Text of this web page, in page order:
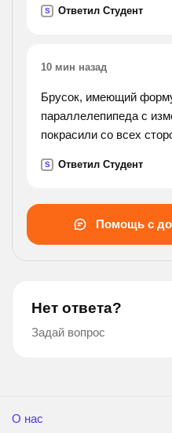
S Ответил Студент
10 мин назад
Брусок, имеющий
параллелепипеда с
покрасили со всех
которых окрашено: 1)
S Ответил Студент
Помощь с
Нет ответа?
Задай вопрос
О нас